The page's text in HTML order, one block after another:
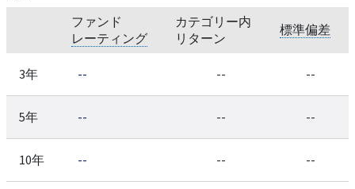
ファンド
レーティング
カテゴリー内
リターン
標準偏差
3年 -- -- --
5年 -- -- --
10年 -- -- --